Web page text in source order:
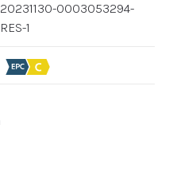
20231130-0003053294-
RES-1